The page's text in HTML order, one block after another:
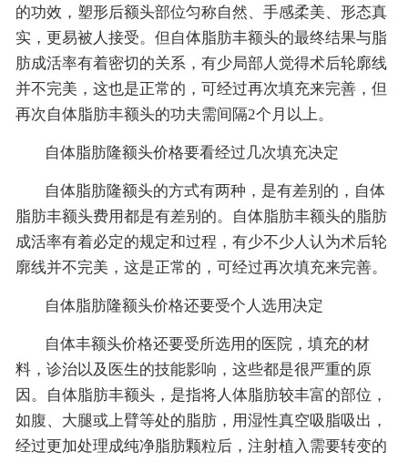
的功效，塑形后额头部位匀称自然、手感柔美、形态真
实，更易被人接受。但自体脂肪丰额头的最终结果与脂
肪成活率有着密切的关系，有少局部人觉得术后轮廓线
并不完美，这也是正常的，可经过再次填充来完善，但
再次自体脂肪丰额头的功夫需间隔2个月以上。
自体脂肪隆额头价格要看经过几次填充决定
自体脂肪隆额头的方式有两种，是有差别的，自体
脂肪丰额头费用都是有差别的。自体脂肪丰额头的脂肪
成活率有着必定的规定和过程，有少不少人认为术后轮
廓线并不完美，这是正常的，可经过再次填充来完善。
自体脂肪隆额头价格还要受个人选用决定
自体丰额头价格还要受所选用的医院，填充的材
料，诊治以及医生的技能影响，这些都是很严重的原
因。自体脂肪丰额头，是指将人体脂肪较丰富的部位，
如腹、大腿或上臂等处的脂肪，用湿性真空吸脂吸出，
经过更加处理成纯净脂肪颗粒后，注射植入需要转变的